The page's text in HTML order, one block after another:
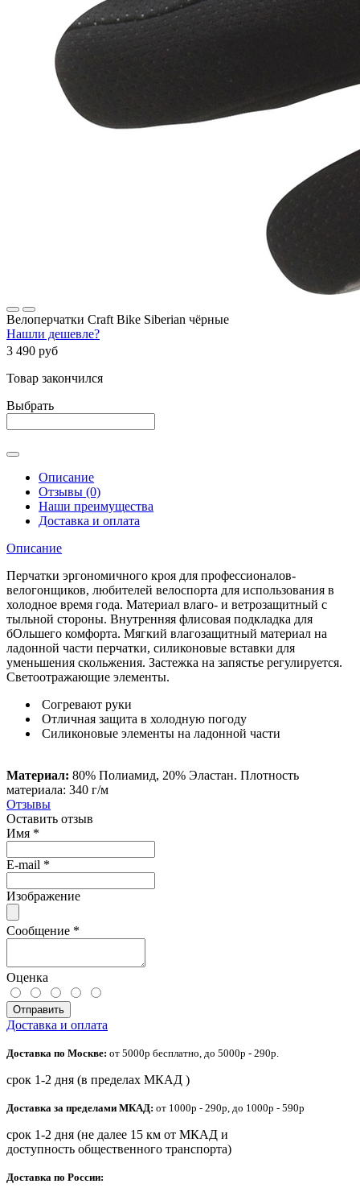
Велоперчатки Craft Bike Siberian чёрные
Нашли дешевле?
3 490 руб
Товар закончился
Выбрать
Описание
Отзывы (0)
Наши преимущества
Доставка и оплата
Описание
Перчатки эргономичного кроя для профессионалов-
велогонщиков, любителей велоспорта для использования в
холодное время года. Материал влаго- и ветрозащитный с
тыльной стороны. Внутренняя флисовая подкладка для
бОльшего комфорта. Мягкий влагозащитный материал на
ладонной части перчатки, силиконовые вставки для
уменьшения скольжения. Застежка на запястье регулируется.
Светоотражающие элементы.
Согревают руки
Отличная защита в холодную погоду
Силиконовые элементы на ладонной части
Материал: 80% Полиамид, 20% Эластан. Плотность
материала: 340 г/м
Отзывы
Оставить отзыв
Имя *
E-mail *
Изображение
Сообщение *
Оценка
Отправить
Доставка и оплата
Доставка по Москве: от 5000р бесплатно, до 5000р - 290р.
срок 1-2 дня (в пределах МКАД )
Доставка за пределами МКАД: от 1000р - 290р, до 1000р - 590р
срок 1-2 дня (не далее 15 км от МКАД и
доступность общественного транспорта)
Доставка по России: